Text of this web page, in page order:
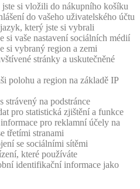
jste si vložili do nákupního košíku
do vašeho uživatelského účtu
který jste si vybrali
si vaše nastavení sociálních médií
si vybraný region a zemi
stránky a uskutečněné
polohu a region na základě IP
strávený na podstránce
pro statistická zjištění a funkce
pro reklamní účely na
třetími stranami
se sociálními sítěmi
které používáte
identifikační informace jako